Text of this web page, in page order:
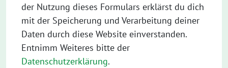
der Nutzung dieses Formulars erklärst du dich
mit der Speicherung und Verarbeitung deiner
Daten durch diese Website einverstanden.
Entnimm Weiteres bitte der
Datenschutzerklärung.